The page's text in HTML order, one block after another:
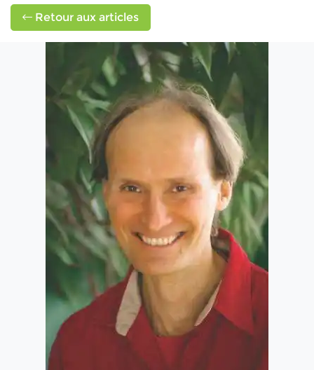
Retour aux articles